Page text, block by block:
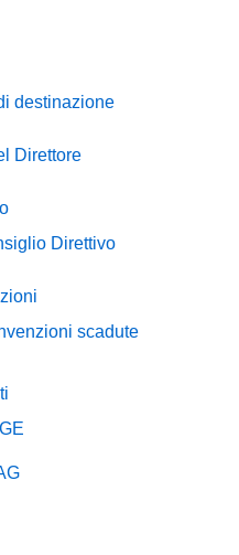
destinazione
Direttore
Direttivo
scadute